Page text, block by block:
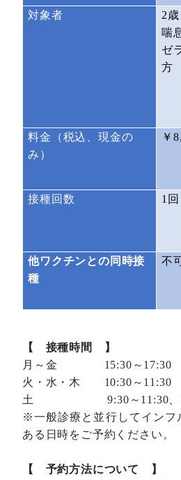
対象者 2歳
喘
ゼ
方
料金（税込、現金の
み）
￥
接種回数 1 回
他ワクチンとの同時接
種
不
【 接種時間 】
月～金 15:30 ～ 17:30
火・水・木 10:30 ～ 11:30
土
9:30 ～ 11:30
※一般診療と並行してインフ
ある日時をご予約ください。
【 予約方法について 】